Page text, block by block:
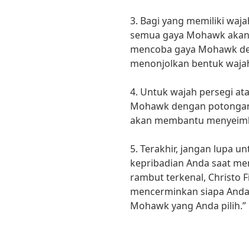
3. Bagi yang memiliki
semua gaya Mohawk
mencoba gaya Mohawk
menonjolkan bentuk
4. Untuk wajah persegi
Mohawk dengan
akan membantu
5. Terakhir, jangan lupa
kepribadian Anda saat
rambut terkenal, Christo
mencerminkan siapa
Mohawk yang Anda pilih.”